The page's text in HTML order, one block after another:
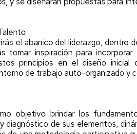
el abanico del liderazgo, dentro
tomar inspiración para
principios en el diseño
de trabajo auto-organizado y
objetivo brindar los
de sus elementos,